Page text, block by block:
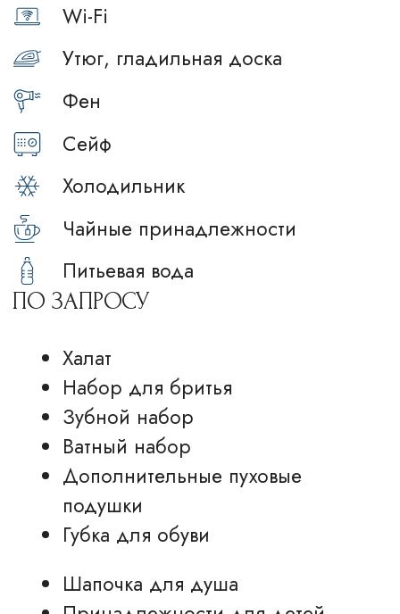
и бизнес-ланчи в формате «Шведский
стол».
Завтрак: 7:00-11:00 ежедневно*
Бизнес-ланч: 12:00-15:00 будни
Время работы ресторана: 7:00-23:00
*Детям до 12 лет подаем завтрак бесплатно,
с 12 лет — по полной стоимости.
*При бронировании вы можете выбрать тариф
на месте.
Калуга, ул. Салтыкова-Щедрина, 74,
+7 (4842) 50-07-00 (круглосуточно)
reservation@hiltonkaluga.ru